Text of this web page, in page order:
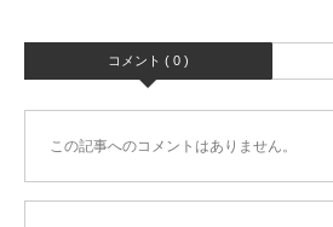
コメント ( 0 )
この記事へのコメントはありません。